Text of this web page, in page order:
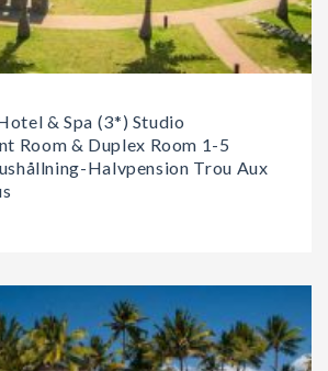
& Spa (3*) Studio
Room & Duplex Room 1-5
Halvpension Trou Aux